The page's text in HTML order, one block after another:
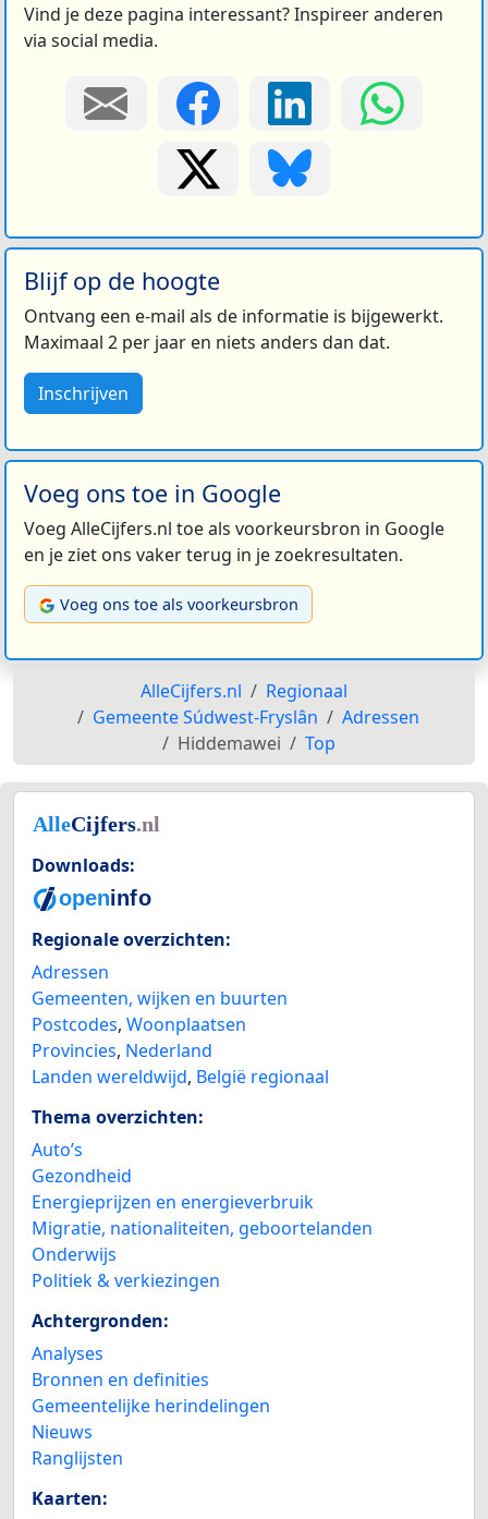
Vind je deze pagina interessant? Inspireer anderen
via social media.
Blijf op de hoogte
Ontvang een e-mail als de informatie is bijgewerkt.
Maximaal 2 per jaar en niets anders dan dat.
Inschrijven
Voeg ons toe in Google
Voeg AlleCijfers.nl toe als voorkeursbron in Google
en je ziet ons vaker terug in je zoekresultaten.
Voeg ons toe als voorkeursbron
AlleCijfers.nl
Regionaal
Gemeente Súdwest-Fryslân
Adressen
Hiddemawei
Top
Downloads:
Regionale overzichten:
Adressen
Gemeenten, wijken en buurten
Postcodes, Woonplaatsen
Provincies, Nederland
Landen wereldwijd, België regionaal
Thema overzichten:
Auto’s
Gezondheid
Energieprijzen en energieverbruik
Migratie, nationaliteiten, geboortelanden
Onderwijs
Politiek & verkiezingen
Achtergronden:
Analyses
Bronnen en definities
Gemeentelijke herindelingen
Nieuws
Ranglijsten
Kaarten: